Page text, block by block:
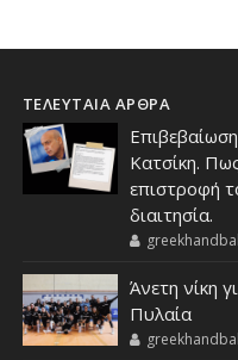
ΤΕΛΕΥΤΑΙΑ ΑΡΘΡΑ
Κατσίκη.
επιστροφή
διαιτησία.
Άνετη νίκη
Πυλαία